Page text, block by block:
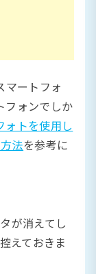
マートフォ
フォンでしか
トを使用し
法を参考に
が消えてし
えておきま